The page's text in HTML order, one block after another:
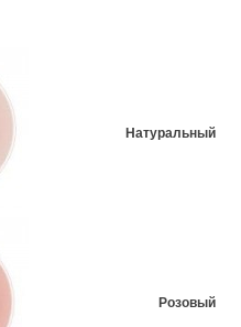
Натуральный
Розовый